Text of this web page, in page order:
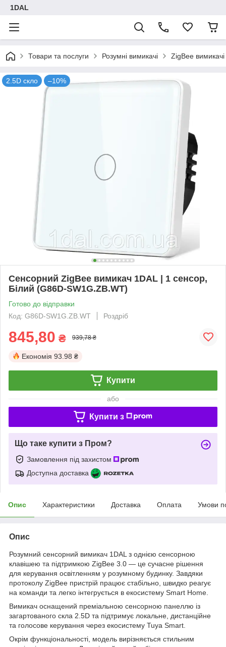
1DAL
Товари та послуги Розумні вимикачі ZigBee вимикачі
2.5D скло –10%
Сенсорний ZigBee вимикач 1DAL | 1 сенсор,
Білий (G86D-SW1G.ZB.WT)
Готово до відправки
Код: G86D-SW1G.ZB.WT
Роздріб
845,80 ₴ 939,78 ₴
Економія 93.98 ₴
Купити
або
Купити з
Що таке купити з Пром?
Замовлення під захистом
Доступна доставка
Опис Характеристики Доставка Оплата Умови
Опис
Розумний сенсорний вимикач 1DAL з однією сенсорною
клавішею та підтримкою ZigBee 3.0 — це сучасне рішення
для керування освітленням у розумному будинку. Завдяки
протоколу ZigBee пристрій працює стабільно, швидко реагує
на команди та легко інтегрується в екосистему Smart Home.
Вимикач оснащений преміальною сенсорною панеллю із
загартованого скла 2.5D та підтримує локальне, дистанційне
та голосове керування через екосистему Tuya Smart.
Окрім функціональності, модель вирізняється стильним